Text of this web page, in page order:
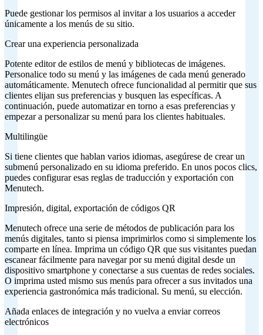
Puede gestionar los permisos al invitar a los usuarios a acceder
únicamente a los menús de su sitio.
Crear una experiencia personalizada
Potente editor de estilos de menú y bibliotecas de imágenes.
Personalice todo su menú y las imágenes de cada menú generado
automáticamente. Menutech ofrece funcionalidad al permitir que sus
clientes elijan sus preferencias y busquen las específicas. A
continuación, puede automatizar en torno a esas preferencias y
empezar a personalizar su menú para los clientes habituales.
Multilingüe
Si tiene clientes que hablan varios idiomas, asegúrese de crear un
submenú personalizado en su idioma preferido. En unos pocos clics,
puedes configurar esas reglas de traducción y exportación con
Menutech.
Impresión, digital, exportación de códigos QR
Menutech ofrece una serie de métodos de publicación para los
menús digitales, tanto si piensa imprimirlos como si simplemente los
comparte en línea. Imprima un código QR que sus visitantes puedan
escanear fácilmente para navegar por su menú digital desde un
dispositivo smartphone y conectarse a sus cuentas de redes sociales.
O imprima usted mismo sus menús para ofrecer a sus invitados una
experiencia gastronómica más tradicional. Su menú, su elección.
Añada enlaces de integración y no vuelva a enviar correos
electrónicos